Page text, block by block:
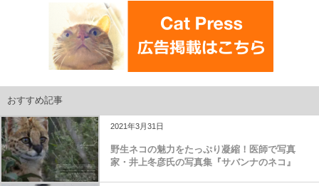
おすすめ記事
2021年3月31日
野生ネコの魅力をたっぷり凝縮！医師で写真
家・井上冬彦氏の写真集『サバンナのネコ』